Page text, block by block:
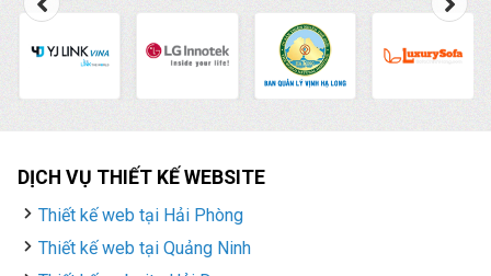
DỊCH VỤ THIẾT KẾ WEBSITE
Thiết kế web tại Hải Phòng
Thiết kế web tại Quảng Ninh